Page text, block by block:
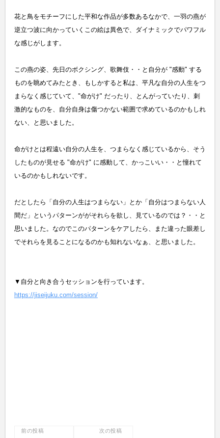
花と鳥をモチーフにした平和な作品が多数あるなかで、一羽の燕が
逆立つ波に向かっていくこの絵は異色で、ダイナミックでパワフル
な感じがします。
この燕の姿、先日のボクシング、歌舞伎・・と自分が "感動" する
ものを眺めてみたとき、もしかすると私は、平凡な自分の人生をつ
まらなく感じていて、"命がけ" だったり、とんがっていたり、刺
激的なものを、自分自身は傷つかない範囲で求めているのかもしれ
ない、と思いました。
命がけとは程遠い自分の人生を、つまらなく感じているから、そう
したものが見せる "命がけ" に感動して、かっこいい・・と憧れて
いるのかもしれないです。
だとしたら「自分の人生はつまらない」とか「自分はつまらない人
間だ」というパターンががそれらを欲し、見ているのでは？・・と
思いました。 なのでこのパターンをケアしたら、また違った眼差し
でそれらを見ることになるのかも知れないなぁ、と思いました。
▼自分と向き合うセッションを行っています。
https://jiseijuku.com/session/
投前の投稿 次の投稿